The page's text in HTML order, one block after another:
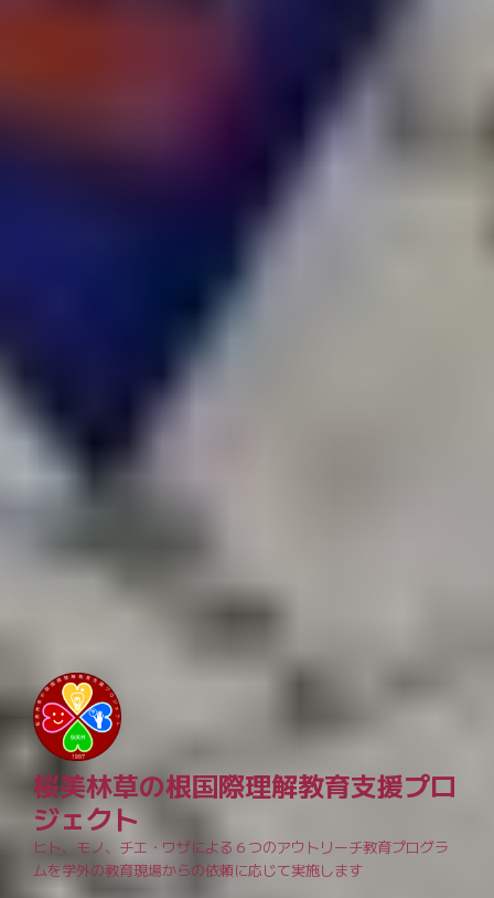
桜美林草の根国際理解教育支援プロ
ジェクト
ヒト、モノ、チエ・ワザによる６つのアウトリーチ教育プログラ
ムを学外の教育現場からの依頼に応じて実施します